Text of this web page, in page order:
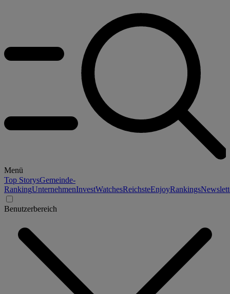
Menü
Top StorysGemeinde-
RankingUnternehmenInvestWatchesReichsteEnjoyRankings
Benutzerbereich